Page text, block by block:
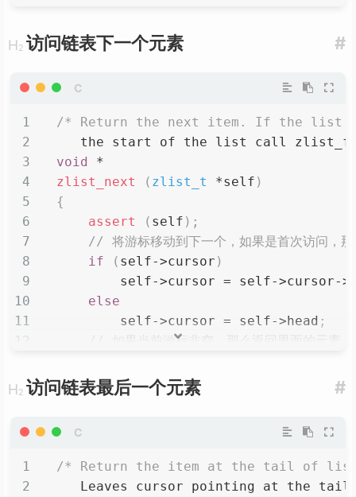
#
访问链表下一个元素
/* Return the next item. If the list is
the start of the list call
void
*
zlist_next
( zlist_t *self )
{
assert
( self ) ;
// 将游标移动到下一个，如果是首次访问，那
if
( self->cursor )
        self
->cursor = self->cursor->
else
        self
->cursor = self->head ;
// 如果当前游标非空，那么返回里面的元素
return self
else
}
#
访问链表最后一个元素
/* Return the item at the tail of
Leaves cursor pointing at the